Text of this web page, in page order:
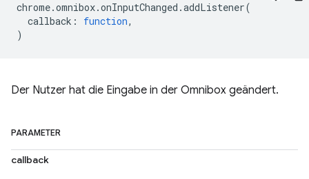
chrome.omnibox.onInputChanged .addListener(
callback : function,
)
Der Nutzer hat die Eingabe in der Omnibox geändert.
PARAMETER
callback